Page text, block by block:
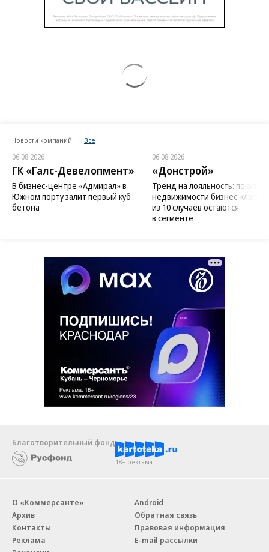
Новости компаний Все
06.08.2026
ГК «Галс-Девелопмент»
В бизнес-центре «Адмирал» в
Южном порту залит первый куб
бетона
06.08.2026
«Донстрой»
Тренд на лояльность:
недвижимости бизнес-класса
из 10 случаев остаются
в сегменте
Благотворительный фонд
18+ реклама
О «Коммерсанте»
Архив
Контакты
Реклама
Android
Обратная связь
Правовая информация
E-mail рассылки